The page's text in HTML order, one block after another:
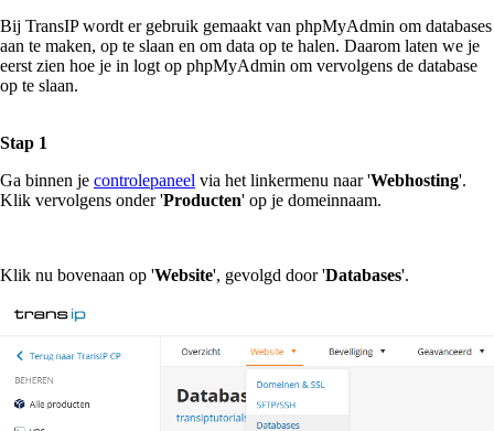
Bij TransIP wordt er gebruik gemaakt van phpMyAdmin om databases
aan te maken, op te slaan en om data op te halen. Daarom laten we je
eerst zien hoe je in logt op phpMyAdmin om vervolgens de database
op te slaan.
Stap 1
Ga binnen je controlepaneel via het linkermenu naar 'Webhosting'.
Klik vervolgens onder 'Producten' op je domeinnaam.
Klik nu bovenaan op 'Website', gevolgd door 'Databases'.